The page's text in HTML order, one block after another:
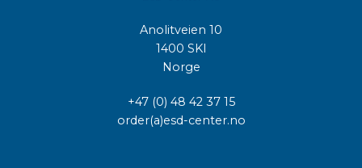
Anolitveien 10
1400 SKI
Norge
+47 (0) 48 42 37 15
order(a)esd-center.no